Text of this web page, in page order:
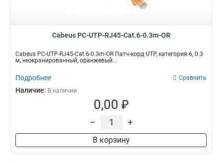
Cabeus PC-UTP-RJ45-Cat.6-0.3m-OR
Cabeus PC-UTP-RJ45-Cat.6-0.3m-OR Патч-корд UTP, категория 6, 0.3
м, неэкранированный, оранжевый...
Подробнее Сравнить
Наличие: В наличии
0,00 ₽
– +
В корзину